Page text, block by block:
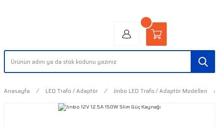
Anasayfa LED Trafo / Adaptör Jinbo LED Trafo / Adaptör Modelleri